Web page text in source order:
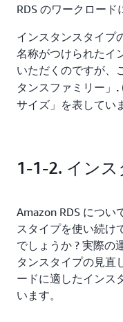
RDS のワークロード
インスタンスタイプ
名称がつけられたイ
いただくのですが、
タンスファミリー」 .
サイズ」を表してい
1-1-2. イン
Amazon RDS につい
スタイプを使い続け
でしょうか ? 実際の
タンスタイプの見直
ードに適したインス
います。